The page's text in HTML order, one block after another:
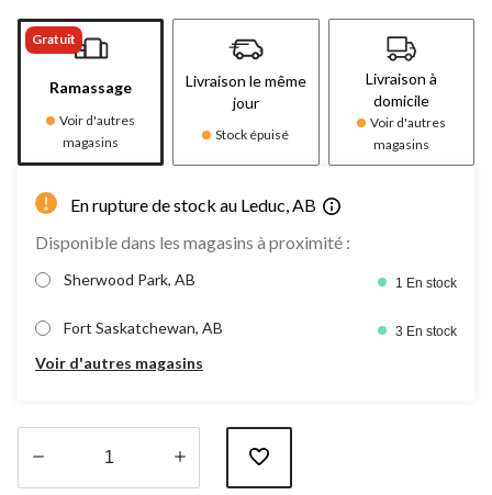
Gratuit
Ramassage
Voir d'autres
magasins
Livraison le même
jour
Stock épuisé
Livraison à
domicile
Voir d'autres
magasins
En rupture de stock au Leduc, AB
Disponible dans les magasins à proximité :
Sherwood Park, AB 1 En stock
Fort Saskatchewan, AB 3 En stock
Voir d'autres magasins